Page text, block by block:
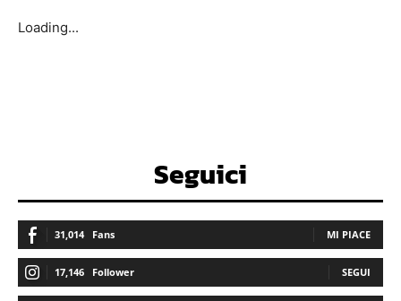
Loading...
Seguici
31,014 Fans MI PIACE
17,146 Follower SEGUI